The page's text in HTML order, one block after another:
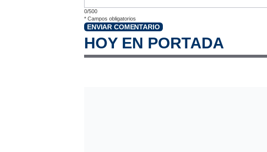
0/500
* Campos obligatorios
ENVIAR COMENTARIO
HOY EN PORTADA